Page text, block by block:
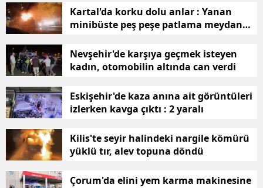
Balıkesir
Bingöl
Burdur
Çanakkale
Kartal'da korku dolu anlar : Yanan
minibüste peş peşe patlama meydana
Nevşehir'de karşıya geçmek isteyen
kadın, otomobilin altında can verdi
Eskişehir'de kaza anına ait görüntüleri
izlerken kavga çıktı : 2 yaralı
Kilis'te seyir halindeki nargile kömürü
yüklü tır, alev topuna döndü
Çorum'da elini yem karma makinesine